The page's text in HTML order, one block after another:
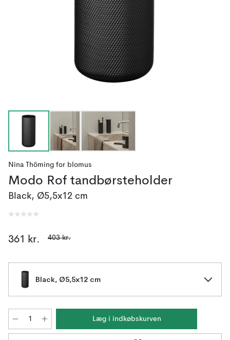
Nina Thöming for blomus
Modo Rof tandbørsteholder
Black, Ø5,5x12 cm
361 kr. 403 kr.
Black, Ø5,5x12 cm
Læg i indkøbskurven